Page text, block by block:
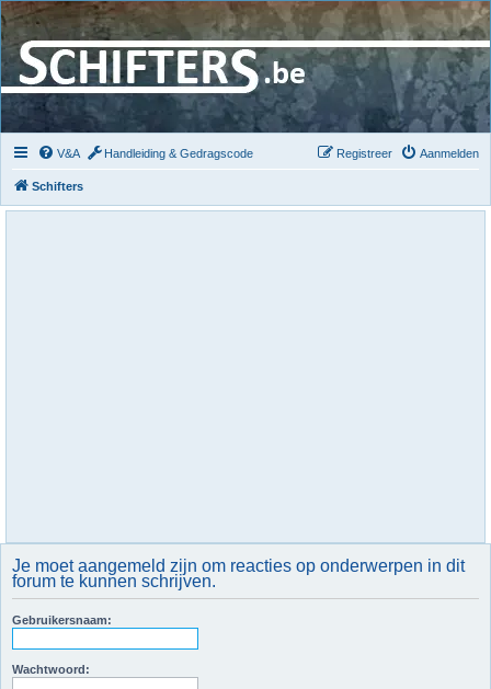
V&A Handleiding & Gedragscode Aanmelden
Registreer
Schifters
Je moet aangemeld zijn om reacties op onderwerpen in dit
forum te kunnen schrijven.
Gebruikersnaam:
Wachtwoord: